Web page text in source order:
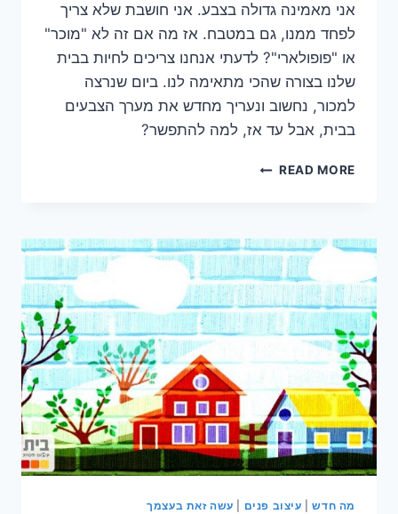
אני מאמינה גדולה בצבע. אני חושבת שלא צריך
לפחד ממנו, גם במטבח. אז מה אם זה לא "מוכר"
או "פופולארי"? לדעתי אנחנו צריכים לחיות בבית
שלנו בצורה שהכי מתאימה לנו. ביום שנרצה
למכור, נחשוב ונעריך מחדש את מערך הצבעים
בבית, אבל עד אז, למה להתפשר?
READ MOREלמצוא
מה חדש| עיצוב פנים עשה זאת בעצמך